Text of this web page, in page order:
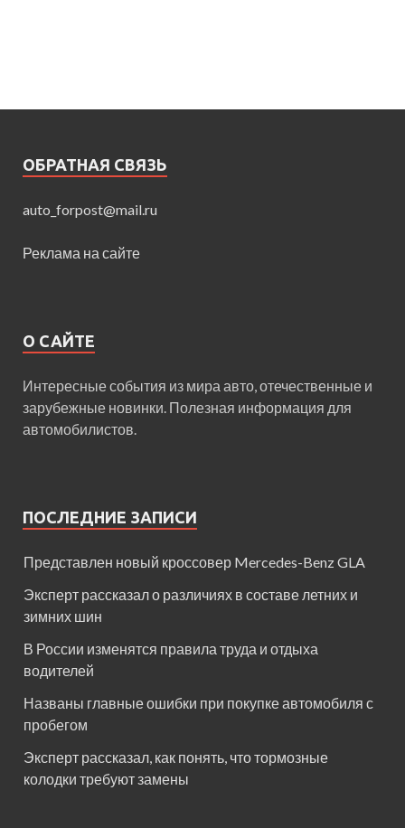
ОБРАТНАЯ СВЯЗЬ
auto_forpost@mail.ru
Реклама на сайте
О САЙТЕ
Интересные события из мира авто, отечественные и
зарубежные новинки. Полезная информация для
автомобилистов.
ПОСЛЕДНИЕ ЗАПИСИ
Представлен новый кроссовер Mercedes-Benz GLA
Эксперт рассказал о различиях в составе летних и
зимних шин
В России изменятся правила труда и отдыха
водителей
Названы главные ошибки при покупке автомобиля с
пробегом
Эксперт рассказал, как понять, что тормозные
колодки требуют замены